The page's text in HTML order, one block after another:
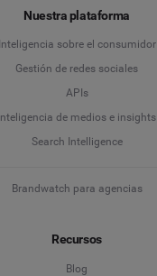
Nuestra plataforma
Inteligencia sobre el consumidor
Gestión de redes sociales
APIs
Inteligencia de medios e insights
Search Intelligence
Brandwatch para agencias
Recursos
Blog